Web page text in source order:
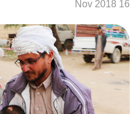
الرئيسي
الأقسام
الرئيسية
Skip
16 Nov 2018